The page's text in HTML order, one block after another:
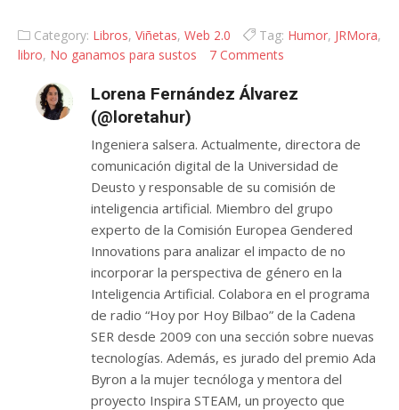
Category: Libros, Viñetas, Web 2.0 Tag: Humor, JRMora,
libro, No ganamos para sustos 7 Comments
Lorena Fernández Álvarez
(@loretahur)
Ingeniera salsera. Actualmente, directora de
comunicación digital de la Universidad de
Deusto y responsable de su comisión de
inteligencia artificial. Miembro del grupo
experto de la Comisión Europea Gendered
Innovations para analizar el impacto de no
incorporar la perspectiva de género en la
Inteligencia Artificial. Colabora en el programa
de radio “Hoy por Hoy Bilbao” de la Cadena
SER desde 2009 con una sección sobre nuevas
tecnologías. Además, es jurado del premio Ada
Byron a la mujer tecnóloga y mentora del
proyecto Inspira STEAM, un proyecto que